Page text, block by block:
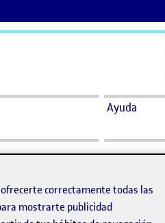
Ayuda
correctamente todas las
mostrarte publicidad